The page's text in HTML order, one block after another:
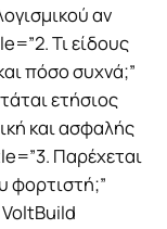
αν
Τι είδους
πόσο συχνά;”
ετήσιος
και ασφαλής
Παρέχεται
φορτιστή;”